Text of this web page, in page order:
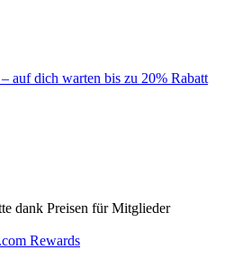
auf dich warten bis zu 20% Rabatt
dank Preisen für Mitglieder
Rewards